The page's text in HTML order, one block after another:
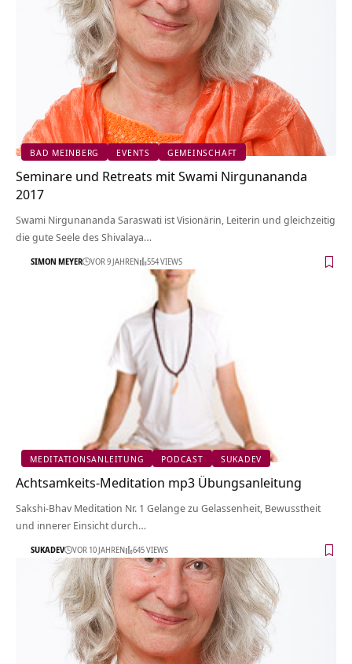
BAD MEINBERG EVENTS GEMEINSCHAFT
Seminare und Retreats mit Swami Nirgunananda
2017
Swami Nirgunananda Saraswati ist Visionärin, Leiterin und gleichzeitig
die gute Seele des Shivalaya…
SIMON MEYER VOR 9 JAHREN 554 VIEWS
MEDITATIONSANLEITUNG PODCAST SUKADEV
Achtsamkeits-Meditation mp3 Übungsanleitung
Sakshi-Bhav Meditation Nr. 1 Gelange zu Gelassenheit, Bewusstheit
und innerer Einsicht durch…
SUKADEV VOR 10 JAHREN 645 VIEWS